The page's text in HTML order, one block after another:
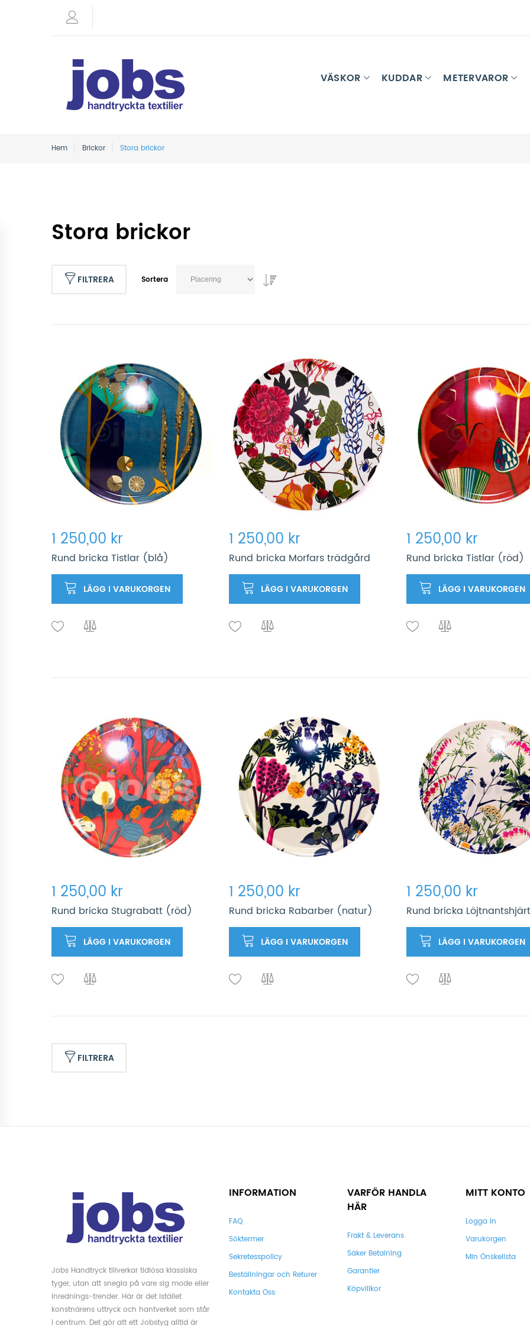
VÄSKOR KUDDAR METERVAROR
Hem Brickor Stora brickor
Stora brickor
FILTRERA Sortera
1 250,00 kr
Rund bricka Tistlar (blå)
LÄGG I VARUKORGEN
1 250,00 kr
Rund bricka Morfars trädgård
LÄGG I VARUKORGEN
1 250,00 kr
Rund bricka Tistlar (röd)
LÄGG I VARUKORGEN
1 250,00 kr
Rund bricka Stugrabatt (röd)
LÄGG I VARUKORGEN
1 250,00 kr
Rund bricka Rabarber (natur)
LÄGG I VARUKORGEN
1 250,00 kr
Rund bricka
LÄGG I VARUKORGEN
FILTRERA
Jobs Handtryck tillverkar tidlösa klassiska
tyger, utan att snegla på vare sig mode eller
inrednings-trender. Här är det istället
konstnärens uttryck och hantverket som står
i centrum. Det gör att ett Jobstyg alltid är
INFORMATION
FAQ
Söktermer
Sekretesspolicy
Beställningar och Returer
Kontakta Oss
VARFÖR HANDLA
HÄR
Frakt & Leverans
Säker Betalning
Garantier
Köpvillkor
MITT KONTO
Logga In
Varukorgen
Min Önskelista